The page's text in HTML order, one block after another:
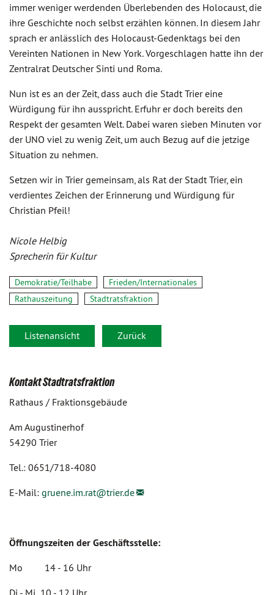
immer weniger werdenden Überlebenden des Holocaust, die
ihre Geschichte noch selbst erzählen können. In diesem Jahr
sprach er anlässlich des Holocaust-Gedenktags bei den
Vereinten Nationen in New York. Vorgeschlagen hatte ihn der
Zentralrat Deutscher Sinti und Roma.
Nun ist es an der Zeit, dass auch die Stadt Trier eine
Würdigung für ihn ausspricht. Erfuhr er doch bereits den
Respekt der gesamten Welt. Dabei waren sieben Minuten vor
der UNO viel zu wenig Zeit, um auch Bezug auf die jetzige
Situation zu nehmen.
Setzen wir in Trier gemeinsam, als Rat der Stadt Trier, ein
verdientes Zeichen der Erinnerung und Würdigung für
Christian Pfeil!
Nicole Helbig
Sprecherin für Kultur
Demokratie/Teilhabe
Frieden/Internationales
Rathauszeitung
Stadtratsfraktion
Listenansicht Zurück
Kontakt Stadtratsfraktion
Rathaus / Fraktionsgebäude
Am Augustinerhof
54290 Trier
Tel.: 0651/718-4080
E-Mail: gruene.im.rat@trier.de
Öffnungszeiten der Geschäftsstelle:
Mo 14 - 16 Uhr
Di - Mi 10 - 12 Uhr